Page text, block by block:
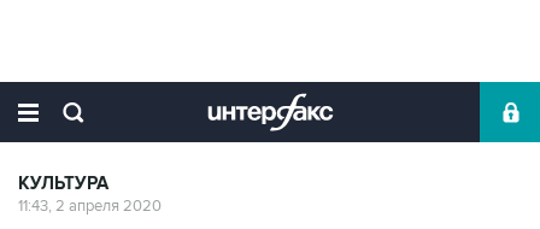
КУЛЬТУРА
11:43, 2 апреля 2020